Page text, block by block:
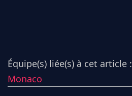
Équipe(s) liée(s) à cet article :
Monaco